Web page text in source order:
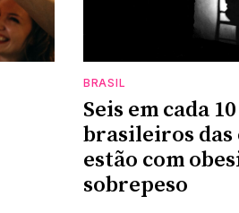
BRASIL
Seis em cada 10
brasileiros
estão com
sobrepeso